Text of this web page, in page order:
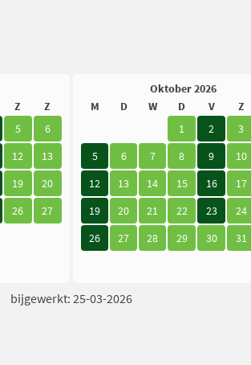
Z
Z
5
6
12
13
19
20
26
27
Oktober 2026
M
D W D V Z
1
2 3
5
6 7 8 9 10
12
13 14 15 16 17
19
20 21 22 23 24
26
27 28 29 30 31
bijgewerkt: 25-03-2026